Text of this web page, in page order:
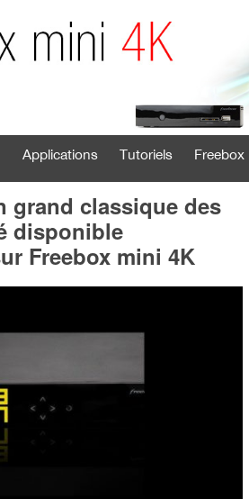
Applications Tutoriels Freebox
Se connecter S'inscrire
grand classique des
disponible
Freebox mini 4K